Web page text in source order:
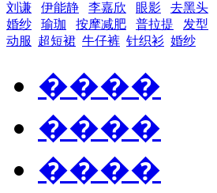
刘谦 伊能静 李嘉欣 眼影 去黑头
婚纱
瑜珈 按摩减肥 普拉提 发型
动服
超短裙 牛仔裤 针织衫 婚纱
����
����
����